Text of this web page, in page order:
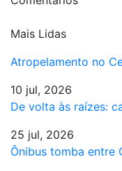
Mais Lidas
Atropelamento no
10 jul, 2026
De volta às raízes:
25 jul, 2026
Ônibus tomba entre